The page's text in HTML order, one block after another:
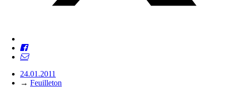
24.01.2011
→ Feuilleton